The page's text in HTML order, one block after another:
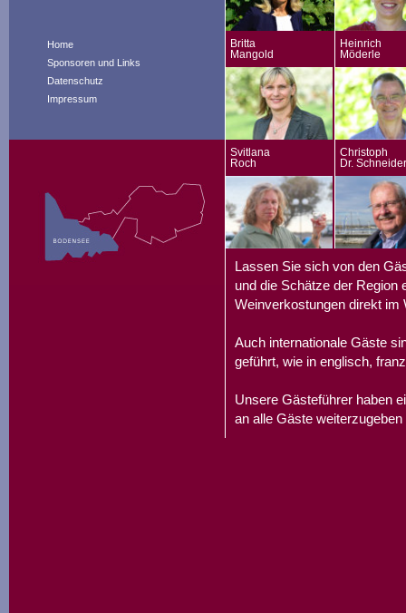
Home
Sponsoren und Links
Datenschutz
Impressum
Britta
Mangold
Heinrich
Möderle
Svitlana
Roch
Christoph
Dr. Schneider
Lassen Sie sich von den
und die Schätze der Region
Weinverkostungen direkt im
Auch internationale Gäste
geführt, wie in englisch,
Unsere Gästeführer haben
an alle Gäste